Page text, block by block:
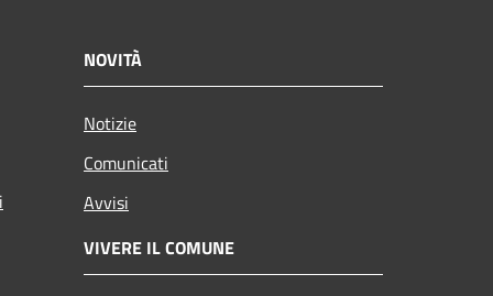
NOVITÀ
Notizie
Comunicati
Avvisi
VIVERE IL COMUNE